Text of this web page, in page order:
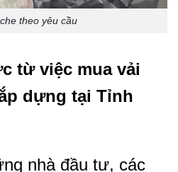
theo yêu cầu
từ việc mua vải
dựng tại Tỉnh
nhà đầu tư, các